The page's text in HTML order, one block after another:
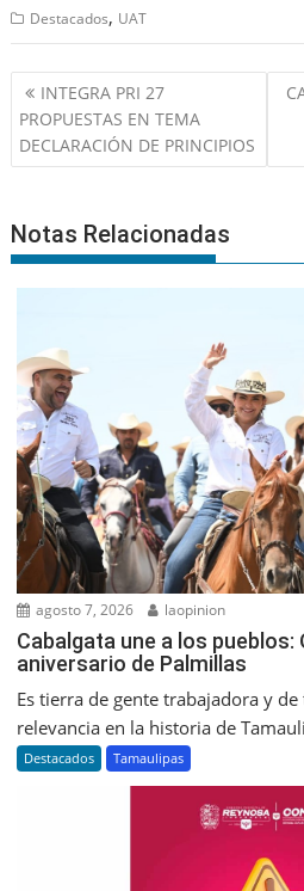
Destacados, UAT
Navegación
de
entradas
INTEGRA PRI 27
PROPUESTAS EN TEMA
DECLARACIÓN DE PRINCIPIOS
Notas Relacionadas
agosto 7, 2026 laopinion
Cabalgata une a los pueblos:
aniversario de Palmillas
Es tierra de gente trabajadora y
relevancia en la historia de
Destacados Tamaulipas